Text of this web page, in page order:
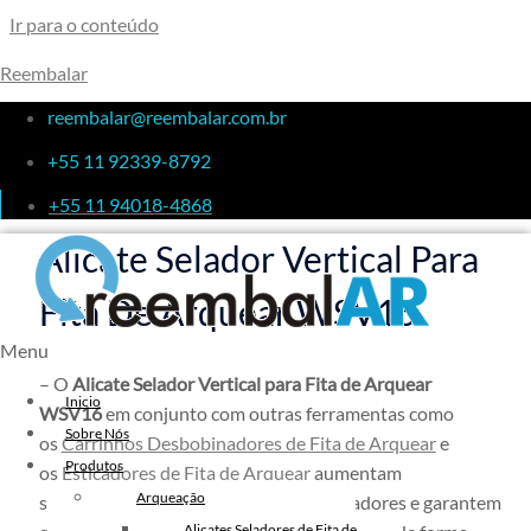
Ir para o conteúdo
Reembalar
reembalar@reembalar.com.br
+55 11 92339-8792
+55 11 94018-4868
Menu
Inicio
Sobre Nós
Produtos
Arqueação
Alicate Selador Vertical Para
Fita De Arquear WSV16
Alicate Selador Vertical Para
Fita De Arquear WSV16
– O Alicate Selador Vertical para Fita de Arquear
WSV16em conjunto com outras ferramentas como
osCarrinhos Desbobinadores de Fita de Arqueare
os Esticadores de Fita de Arquearaumentam
substancialmente a eficiência dos operadores e garantem